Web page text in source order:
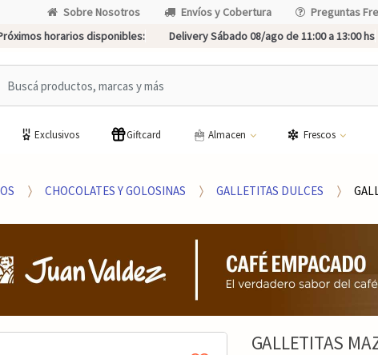
Sobre Nosotros Envíos y Cobertura Preguntas
horarios disponibles:
Delivery Sábado 08/ago de 11:00 a 13:00 hs
Exclusivos Giftcard Almacen Frescos
CHOCOLATES Y GOLOSINAS GALLETITAS DULCES
GALLETITAS